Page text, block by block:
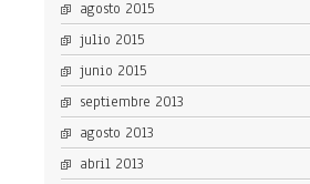
agosto 2015
julio 2015
junio 2015
septiembre 2013
agosto 2013
abril 2013